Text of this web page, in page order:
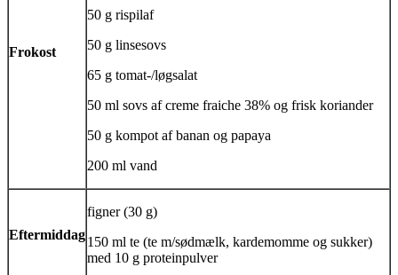
Frokost
50 g rispilaf
50 g linsesovs
65 g tomat-/løgsalat
50 ml sovs af creme fraiche 38% og frisk koriander
50 g kompot af banan og papaya
200 ml vand
Eftermiddag
figner (30 g)
150 ml te (te m/sødmælk, kardemomme og sukker)
med 10 g proteinpulver